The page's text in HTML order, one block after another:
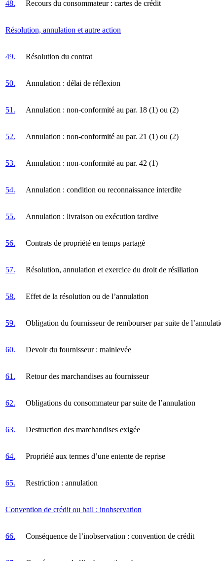
48. Recours du consommateur : cartes de crédit
Résolution, annulation et autre action
49. Résolution du contrat
50. Annulation : délai de réflexion
51. Annulation : non-conformité au par. 18 (1) ou (2)
52. Annulation : non-conformité au par. 21 (1) ou (2)
53. Annulation : non-conformité au par. 42 (1)
54. Annulation : condition ou reconnaissance interdite
55. Annulation : livraison ou exécution tardive
56. Contrats de propriété en temps partagé
57. Résolution, annulation et exercice du droit de résiliation
58. Effet de la résolution ou de l’annulation
59. Obligation du fournisseur de rembourser par suite de
60. Devoir du fournisseur : mainlevée
61. Retour des marchandises au fournisseur
62. Obligations du consommateur par suite de l’annulation
63. Destruction des marchandises exigée
64. Propriété aux termes d’une entente de reprise
65. Restriction : annulation
Convention de crédit ou bail : inobservation
66. Conséquence de l’inobservation : convention de crédit